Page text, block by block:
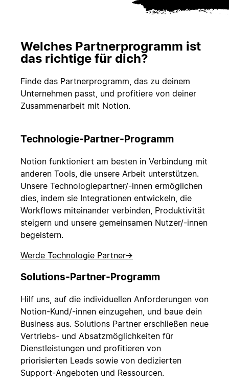
Welches Partnerprogramm ist
das richtige für dich?
Finde das Partnerprogramm, das zu deinem
Unternehmen passt, und profitiere von deiner
Zusammenarbeit mit Notion.
Technologie-Partner-Programm
Notion funktioniert am besten in Verbindung mit
anderen Tools, die unsere Arbeit unterstützen.
Unsere Technologiepartner/-innen ermöglichen
dies, indem sie Integrationen entwickeln, die
Workflows miteinander verbinden, Produktivität
steigern und unsere gemeinsamen Nutzer/-innen
begeistern.
Werde Technologie Partner→
Solutions-Partner-Programm
Hilf uns, auf die individuellen Anforderungen von
Notion-Kund/-innen einzugehen, und baue dein
Business aus. Solutions Partner erschließen neue
Vertriebs- und Absatzmöglichkeiten für
Dienstleistungen und profitieren von
priorisierten Leads sowie von dedizierten
Support-Angeboten und Ressourcen.